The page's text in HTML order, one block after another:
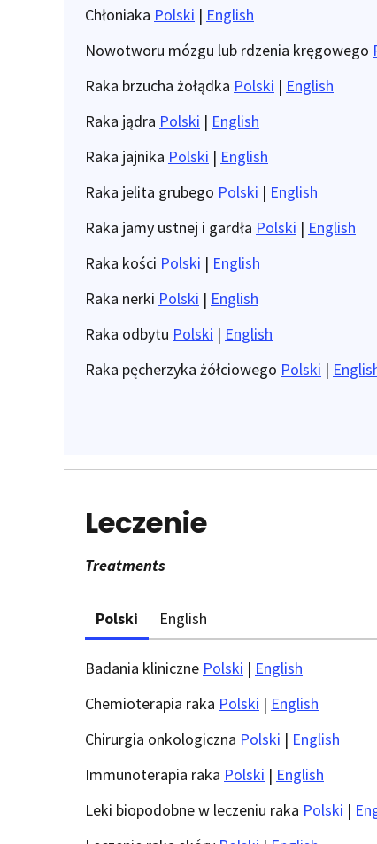
Chłoniaka Polski | English
Nowotworu mózgu lub rdzenia kręgowego
Raka brzucha żołądka Polski | English
Raka jądra Polski | English
Raka jajnika Polski | English
Raka jelita grubego Polski | English
Raka jamy ustnej i gardła Polski | English
Raka kości Polski | English
Raka nerki Polski | English
Raka odbytu Polski | English
Raka pęcherzyka żółciowego Polski |
Leczenie
Treatments
Polski English
Badania kliniczne Polski | English
Chemioterapia raka Polski | English
Chirurgia onkologiczna Polski | English
Immunoterapia raka Polski | English
Leki biopodobne w leczeniu raka Polski |